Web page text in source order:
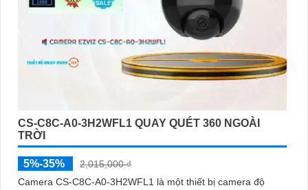
CS-C8C-A0-3H2WFL1 QUAY QUÉT 360 NGOÀI
TRỜI
5%-35%
2,015,000 ₫
Camera CS-C8C-A0-3H2WFL1 là một thiết bị camera độ